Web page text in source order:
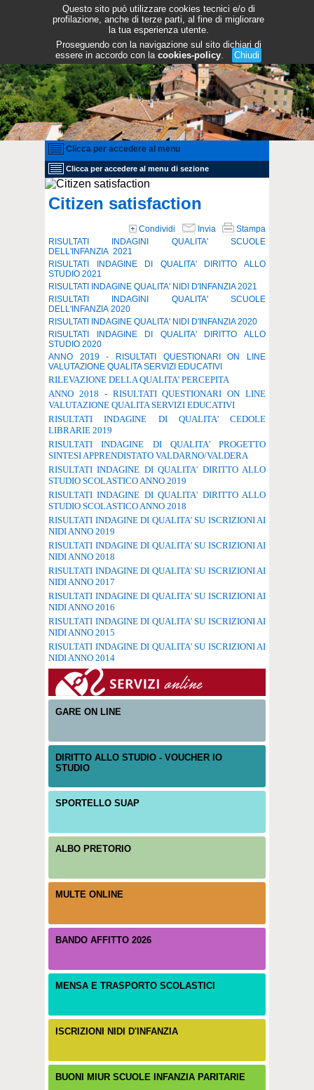
Questo sito può utilizzare cookies tecnici e/o di
profilazione, anche di terze parti, al fine di migliorare
la tua esperienza utente.
Proseguendo con la navigazione sul sito dichiari di
essere in accordo con la cookies-policy. Chiudi
Clicca per accedere al menu
Clicca per accedere al menu di sezione
Citizen satisfaction
Condividi Invia
Stampa
RISULTATI INDAGINI QUALITA' SCUOLE
DELL'INFANZIA 2021
RISULTATI INDAGINE DI QUALITA' DIRITTO ALLO
STUDIO 2021
RISULTATI INDAGINE QUALITA' NIDI D'INFANZIA 2021
RISULTATI INDAGINI QUALITA' SCUOLE
DELL'INFANZIA 2020
RISULTATI INDAGINE QUALITA' NIDI D'INFANZIA 2020
RISULTATI INDAGINE DI QUALITA' DIRITTO ALLO
STUDIO 2020
ANNO 2019 - RISULTATI QUESTIONARI ON LINE
VALUTAZIONE QUALITA SERVIZI EDUCATIVI
RILEVAZIONE DELLA QUALITA' PERCEPITA
ANNO 2018 - RISULTATI QUESTIONARI ON LINE
VALUTAZIONE QUALITA SERVIZI EDUCATIVI
RISULTATI INDAGINE DI QUALITA' CEDOLE
LIBRARIE 2019
RISULTATI INDAGINE DI QUALITA' PROGETTO
SINTESI APPRENDISTATO VALDARNO/VALDERA
RISULTATI INDAGINE DI QUALITA' DIRITTO ALLO
STUDIO SCOLASTICO ANNO 2019
RISULTATI INDAGINE DI QUALITA' DIRITTO ALLO
STUDIO SCOLASTICO ANNO 2018
RISULTATI INDAGINE DI QUALITA' SU ISCRIZIONI AI
NIDI ANNO 2019
RISULTATI INDAGINE DI QUALITA' SU ISCRIZIONI AI
NIDI ANNO 2018
RISULTATI INDAGINE DI QUALITA' SU ISCRIZIONI AI
NIDI ANNO 2017
RISULTATI INDAGINE DI QUALITA' SU ISCRIZIONI AI
NIDI ANNO 2016
RISULTATI INDAGINE DI QUALITA' SU ISCRIZIONI AI
NIDI ANNO 2015
RISULTATI INDAGINE DI QUALITA' SU ISCRIZIONI AI
NIDI ANNO 2014
GARE ON LINE
DIRITTO ALLO STUDIO - VOUCHER IO
STUDIO
SPORTELLO SUAP
ALBO PRETORIO
MULTE ONLINE
BANDO AFFITTO 2026
MENSA E TRASPORTO SCOLASTICI
ISCRIZIONI NIDI D'INFANZIA
BUONI MIUR SCUOLE INFANZIA PARITARIE